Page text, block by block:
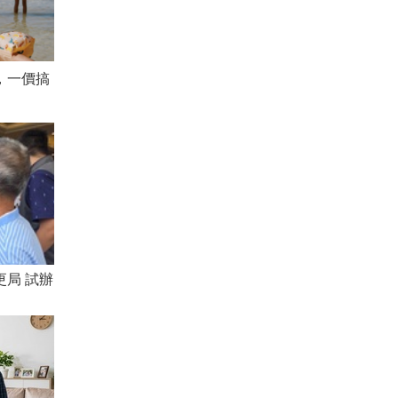
一價搞
局 試辦